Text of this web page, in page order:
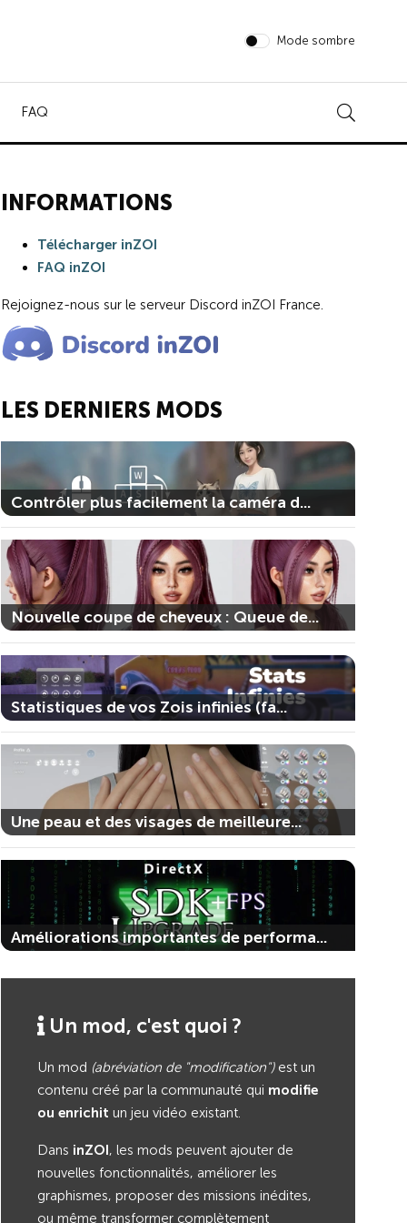
Mode sombre
FAQ
INFORMATIONS
Télécharger inZOI
FAQ inZOI
Rejoignez-nous sur le serveur Discord inZOI France.
LES DERNIERS MODS
Contrôler plus facilement la caméra d...
Nouvelle coupe de cheveux : Queue de...
Statistiques de vos Zois infinies (fa...
Une peau et des visages de meilleure...
Améliorations importantes de performa...
Un mod, c'est quoi ?
Un mod (abréviation de "modification")est un
contenu créé par la communauté qui modifie
ou enrichit un jeu vidéo existant.
Dans inZOI, les mods peuvent ajouter de
nouvelles fonctionnalités, améliorer les
graphismes, proposer des missions inédites,
ou même transformer complètement